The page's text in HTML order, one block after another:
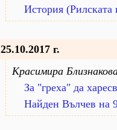
История
25.10.2017 г.
Красимира
За "греха" да
Найден Вълчев на